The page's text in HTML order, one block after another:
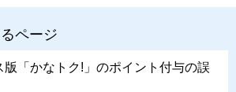
ページ
版「かなトク!」のポイント付与の誤